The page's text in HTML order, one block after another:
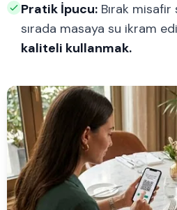
Pratik İpucu: Bırak
sırada masaya su ikram
kaliteli kullanmak.